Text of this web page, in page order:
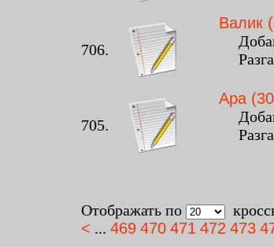
706.
Валик
705.
Ара
Отображать по
< ... 469 470 471 472 473